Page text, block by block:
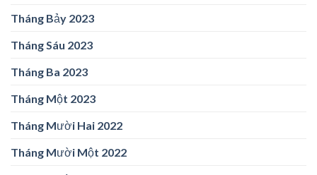
Tháng Bảy 2023
Tháng Sáu 2023
Tháng Ba 2023
Tháng Một 2023
Tháng Mười Hai 2022
Tháng Mười Một 2022